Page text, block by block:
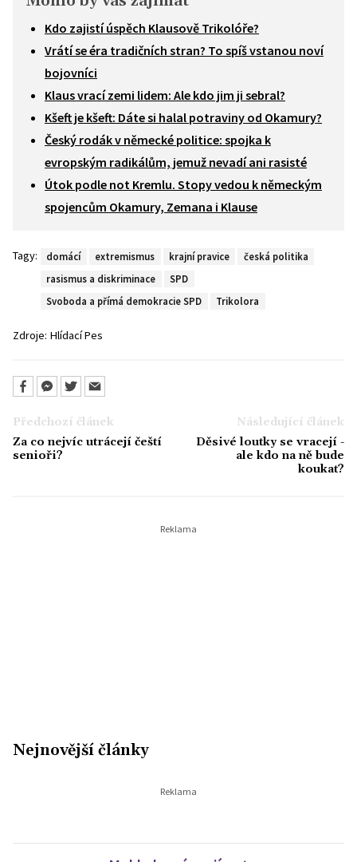
Kdo zajistí úspěch Klausově Trikolóře?
Vrátí se éra tradičních stran? To spíš vstanou noví
bojovníci
Klaus vrací zemi lidem: Ale kdo jim ji sebral?
Kšeft je kšeft: Dáte si halal potraviny od Okamury?
Český rodák v německé politice: spojka k
evropským radikálům, jemuž nevadí ani rasisté
Útok podle not Kremlu. Stopy vedou k německým
spojencům Okamury, Zemana i Klause
Tagy: domácí extremismus krajní pravice
česká politika
rasismus a diskriminace
SPD
Svoboda a přímá demokracie SPD
Trikolora
Zdroje: Hlídací Pes
Předchozí článek
Za co nejvíc utrácejí čeští
senioři?
Následující článek
Děsivé loutky se vracejí -
ale kdo na ně bude
koukat?
Nejnovější články